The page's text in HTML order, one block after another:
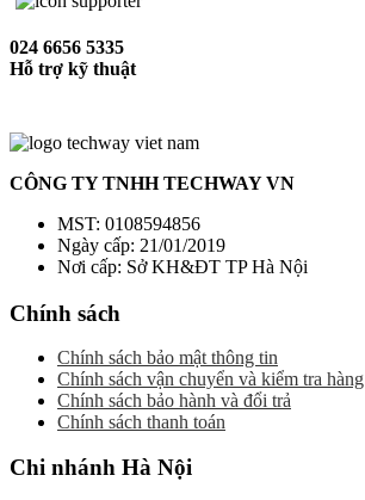
024 6656 5335
Hỗ trợ kỹ thuật
CÔNG TY TNHH TECHWAY VN
MST: 0108594856
Ngày cấp: 21/01/2019
Nơi cấp: Sở KH&ĐT TP Hà Nội
Chính sách
Chính sách bảo mật thông tin
Chính sách vận chuyển và kiểm tra hàng
Chính sách bảo hành và đổi trả
Chính sách thanh toán
Chi nhánh Hà Nội